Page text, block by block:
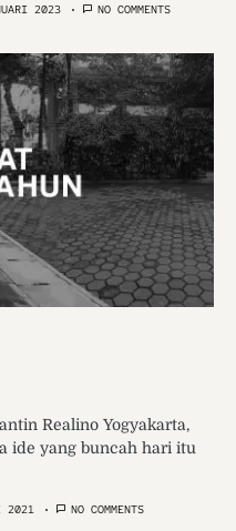
2023 NO COMMENTS
Realino Yogyakarta,
ide yang buncah hari itu
2021 NO COMMENTS